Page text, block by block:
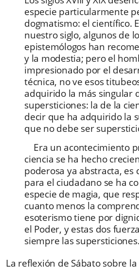
especie particularmente
dogmatismo: el científico.
nuestro siglo, algunos de
epistemólogos han
y la modestia; pero el
impresionado por el
técnica, no ve esos
adquirido la más singular
supersticiones: la de la
decir que ha adquirido la
que no debe ser
Era un acontecimiento
ciencia se ha hecho
poderosa ya abstracta, es
para el ciudadano se ha
especie de magia, que
cuanto menos la
esoterismo tiene por
el Poder, y estas dos
siempre las supersticiones.
La reflexión de Sábato sobre